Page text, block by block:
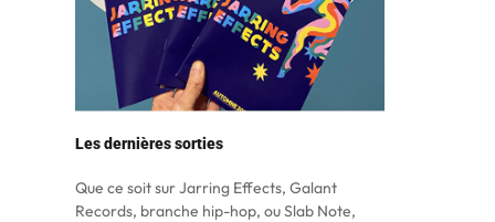
Les dernières sorties
Que ce soit sur Jarring Effects, Galant
Records, branche hip-hop, ou Slab Note,